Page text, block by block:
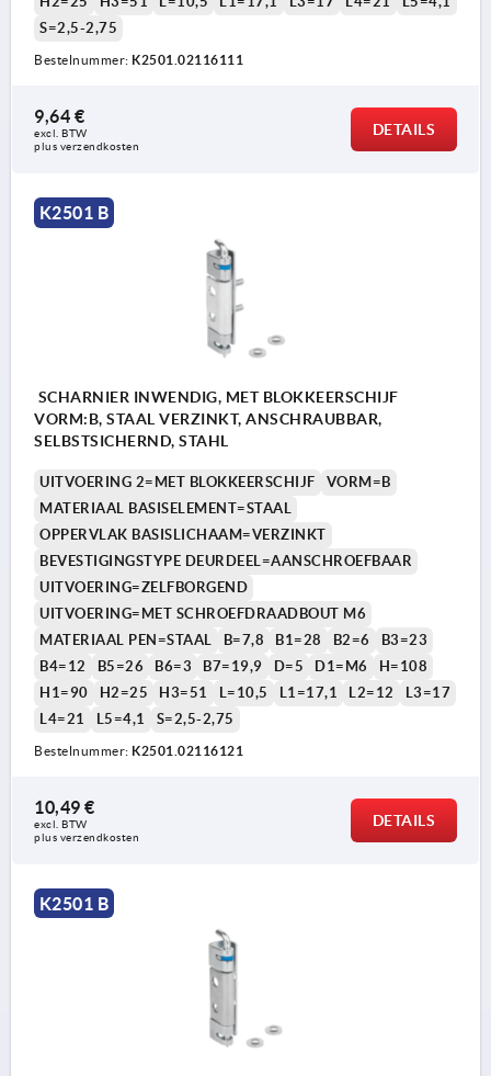
S=2,5-2,75
Bestelnummer: K2501.02116111
9,64 €
excl. BTW
plus verzendkosten
DETAILS
K2501 B
SCHARNIER INWENDIG, MET BLOKKEERSCHIJF
VORM:B, STAAL VERZINKT, ANSCHRAUBBAR,
SELBSTSICHERND, STAHL
UITVOERING 2=MET BLOKKEERSCHIJF
VORM=B
MATERIAAL BASISELEMENT=STAAL
OPPERVLAK BASISLICHAAM=VERZINKT
BEVESTIGINGSTYPE DEURDEEL=AANSCHROEFBAAR
UITVOERING=ZELFBORGEND
UITVOERING=MET SCHROEFDRAADBOUT M6
MATERIAAL PEN=STAAL
B=7,8 B1=28 B2=6
B3=23
B4=12
B5=26 B6=3 B7=19,9 D=5 D1=M6
H=108
H1=90
H2=25 H3=51 L=10,5 L1=17,1 L2=12
L3=17
L4=21
L5=4,1 S=2,5-2,75
Bestelnummer: K2501.02116121
10,49 €
excl. BTW
plus verzendkosten
DETAILS
K2501 B